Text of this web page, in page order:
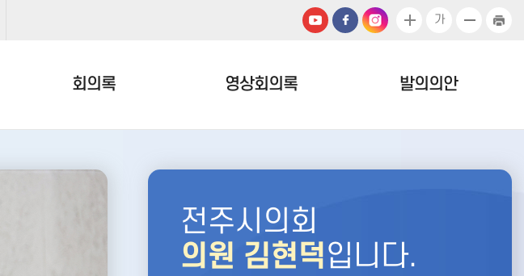
가
회의록 영상회의록 발의의안
전주시의회
의원 김현덕입니다.